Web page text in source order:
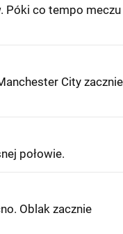
Póki co tempo
City zacznie
połowie.
Oblak zacznie